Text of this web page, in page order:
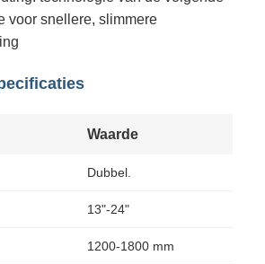
voor snellere, slimmere
Waarde
Dubbel.
13"-24"
1200-1800 mm